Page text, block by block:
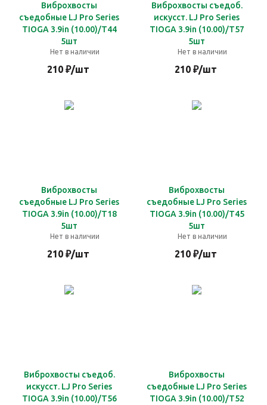
Виброхвосты
съедобные LJ Pro Series
TIOGA 3.9in (10.00)/T44
5шт
Нет в наличии
210₽/шт
Виброхвосты съедоб.
искусст. LJ Pro Series
TIOGA 3.9in (10.00)/T57
5шт
Нет в наличии
210₽/шт
Виброхвосты
съедобные LJ Pro Series
TIOGA 3.9in (10.00)/T18
5шт
Нет в наличии
210₽/шт
Виброхвосты
съедобные LJ Pro Series
TIOGA 3.9in (10.00)/T45
5шт
Нет в наличии
210₽/шт
Виброхвосты съедоб.
искусст. LJ Pro Series
TIOGA 3.9in (10.00)/T56
Виброхвосты
съедобные LJ Pro Series
TIOGA 3.9in (10.00)/T52